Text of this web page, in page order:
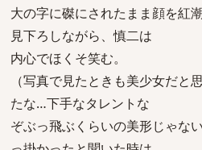
大の字に磔にされたまま顔を紅
見下ろしながら、慎二は
内心でほくそ笑む。
（写真で見たときも美少女だと
たな…下手なタレントな
ぞぶっ飛ぶくらいの美形じゃな